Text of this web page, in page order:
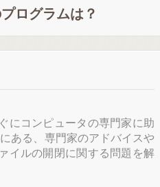
ログラムは？
にコンピュータの専門家に助
ある、専門家のアドバイスや
イルの開閉に関する問題を解